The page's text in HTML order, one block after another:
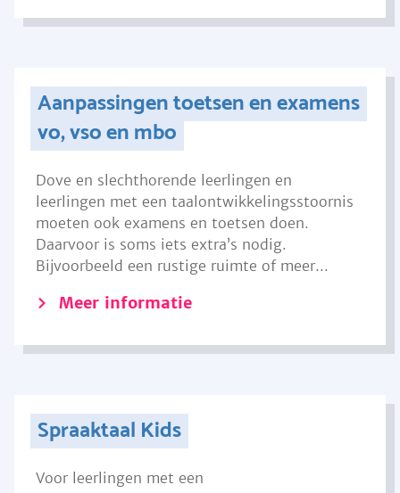
Aanpassingen toetsen en examens
vo, vso en mbo
Dove en slechthorende leerlingen en
leerlingen met een taalontwikkelingsstoornis
moeten ook examens en toetsen doen.
Daarvoor is soms iets extra’s nodig.
Bijvoorbeeld een rustige ruimte of meer...
Meer informatie
Spraaktaal Kids
Voor leerlingen met een